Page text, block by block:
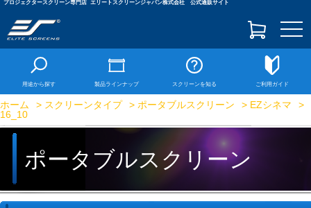
プロジェクタースクリーン専門店 エリートスクリーンジャパン株式会社 公式通販サイト
用途から探す 製品ラインナップ スクリーンを知る ご利用ガイド
ホーム > スクリーンタイプ > ポータブルスクリーン > EZシネマ
>
16_10
ポータブルスクリーン